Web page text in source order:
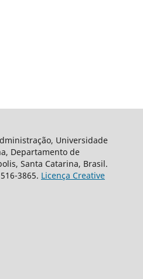
Universidade
Departamento de
Santa Catarina, Brasil.
3865. Licença Creative